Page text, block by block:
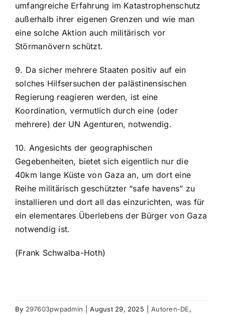
umfangreiche Erfahrung im Katastrophenschutz
außerhalb ihrer eigenen Grenzen und wie man
eine solche Aktion auch militärisch vor
Störmanövern schützt.
9. Da sicher mehrere Staaten positiv auf ein
solches Hilfsersuchen der palästinensischen
Regierung reagieren werden, ist eine
Koordination, vermutlich durch eine (oder
mehrere) der UN Agenturen, notwendig.
10. Angesichts der geographischen
Gegebenheiten, bietet sich eigentlich nur die
40km lange Küste von Gaza an, um dort eine
Reihe militärisch geschützter “safe havens” zu
installieren und dort all das einzurichten, was für
ein elementares Überlebens der Bürger von Gaza
notwendig ist.
(Frank Schwalba-Hoth)
By 297603pwpadmin August 29, 2025 Autoren-DE,